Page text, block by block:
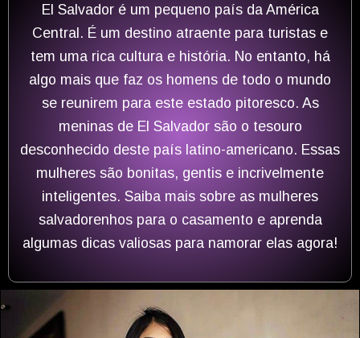
El Salvador é um pequeno país da América
Central. É um destino atraente para turistas e
tem uma rica cultura e história. No entanto, há
algo mais que faz os homens de todo o mundo
se reunirem para este estado pitoresco. As
meninas de El Salvador são o tesouro
desconhecido deste país latino-americano. Essas
mulheres são bonitas, gentis e incrivelmente
inteligentes. Saiba mais sobre as mulheres
salvadorenhos para o casamento e aprenda
algumas dicas valiosas para namorar elas agora!